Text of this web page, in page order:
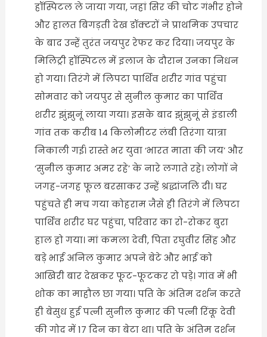
हॉस्पिटल ले जाया गया, जहां सिर की चोट गंभीर होने
और हालत बिगड़ती देख डॉक्टरों ने प्राथमिक उपचार
के बाद उन्हें तुरंत जयपुर रेफर कर दिया। जयपुर के
मिलिट्री हॉस्पिटल में इलाज के दौरान उनका निधन
हो गया। तिरंगे में लिपटा पार्थिव शरीर गांव पहुंचा
सोमवार को जयपुर से सुनील कुमार का पार्थिव
शरीर झुंझुनूं लाया गया। इसके बाद झुंझुनूं से इंडाली
गांव तक करीब 14 किलोमीटर लंबी तिरंगा यात्रा
निकाली गई। रास्ते भर युवा ‘भारत माता की जय’ और
‘सुनील कुमार अमर रहे’ के नारे लगाते रहे। लोगों ने
जगह-जगह फूल बरसाकर उन्हें श्रद्धांजलि दी। घर
पहुंचते ही मच गया कोहराम जैसे ही तिरंगे में लिपटा
पार्थिव शरीर घर पहुंचा, परिवार का रो-रोकर बुरा
हाल हो गया। मां कमला देवी, पिता रघुवीर सिंह और
बड़े भाई अनिल कुमार अपने बेटे और भाई को
आखिरी बार देखकर फूट-फूटकर रो पड़े। गांव में भी
शोक का माहौल छा गया। पति के अंतिम दर्शन करते
ही बेसुध हुई पत्नी सुनील कुमार की पत्नी रिंकू देवी
की गोद में 17 दिन का बेटा था। पति के अंतिम दर्शन